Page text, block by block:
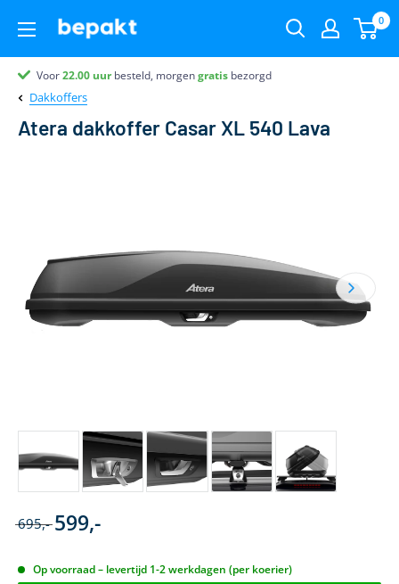
0
Voor22.00uurbesteld, morgengratisbezorgd
Partner van
Klantenbeoordeling 9.4
Dakkoffers
Atera dakkoffer Casar XL 540 Lava
695,- 599,-
Op voorraad – levertijd 1-2 werkdagen (per koerier)